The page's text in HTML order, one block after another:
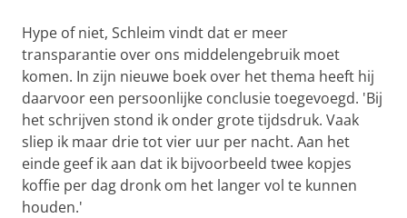
Hype of niet, Schleim vindt dat er meer
transparantie over ons middelengebruik moet
komen. In zijn nieuwe boek over het thema heeft hij
daarvoor een persoonlijke conclusie toegevoegd. 'Bij
het schrijven stond ik onder grote tijdsdruk. Vaak
sliep ik maar drie tot vier uur per nacht. Aan het
einde geef ik aan dat ik bijvoorbeeld twee kopjes
koffie per dag dronk om het langer vol te kunnen
houden.'